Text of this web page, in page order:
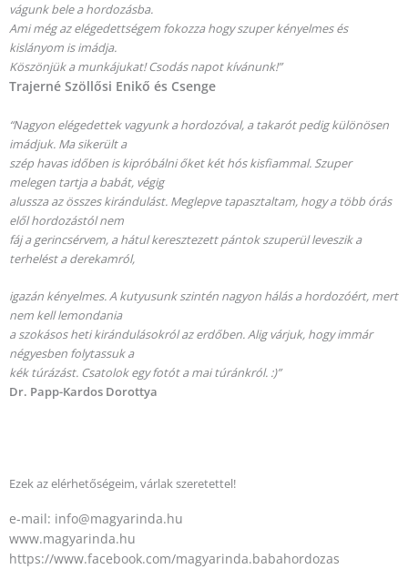
vágunk bele a hordozásba.
Ami még az elégedettségem fokozza hogy szuper kényelmes és
kislányom is imádja.
Köszönjük a munkájukat!Csodás napot kívánunk!”
Trajerné Szöllősi Enikő és Csenge
“Nagyon elégedettek vagyunk a hordozóval, a takarót pedig különösen
imádjuk. Ma sikerült a
szép havas időben is kipróbálni őket két hós kisfiammal. Szuper
melegen tartja a babát, végig
alussza az összes kirándulást. Meglepve tapasztaltam, hogy a több órás
elől hordozástól nem
fáj a gerincsérvem, a hátul keresztezett pántok szuperül leveszik a
terhelést a derekamról,
igazán kényelmes. A kutyusunk szintén nagyon hálás a hordozóért, mert
nem kell lemondania
a szokásos heti kirándulásokról az erdőben. Alig várjuk, hogy immár
négyesben folytassuk a
kék túrázást. Csatolok egy fotót a mai túránkról. :)”
Dr. Papp-Kardos Dorottya
Ezek az elérhetőségeim, várlak szeretettel!
e-mail: info@magyarinda.hu
www.magyarinda.hu
https://www.facebook.com/magyarinda.babahordozas